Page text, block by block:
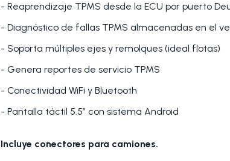
- Reaprendizaje TPMS desde la ECU por puerto
- Diagnóstico de fallas TPMS almacenadas en el
- Soporta múltiples ejes y remolques (ideal flotas)
- Genera reportes de servicio TPMS
- Conectividad WiFi y Bluetooth
- Pantalla táctil 5.5” con sistema Android
Incluye conectores para camiones.